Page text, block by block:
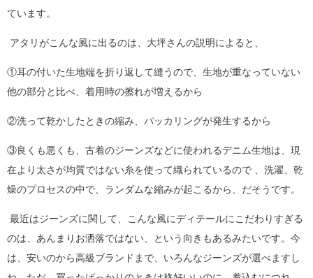
ています。
アタリがこんな風に出るのは、大坪さんの説明によると、
①耳の付いた生地端を折り返して縫うので、生地が重なっていない
他の部分と比べ、着用時の擦れが増えるから
②洗って乾かしたときの縮み、パッカリングが発生するから
③良くも悪くも、古着のジーンズなどに使われるデニム生地は、現
在より太さが均質ではない糸を使って織られているので 、洗濯、乾
燥のプロセスの中で、ランダムな縮みが起こるから、だそうです。
最近はジーンズに関して、こんな風にディテールにこだわりすぎる
のは、あんまりお洒落ではない、という向きもあるみたいです。今
は、安いのから高級ブランドまで、いろんなジーンズが選べますし